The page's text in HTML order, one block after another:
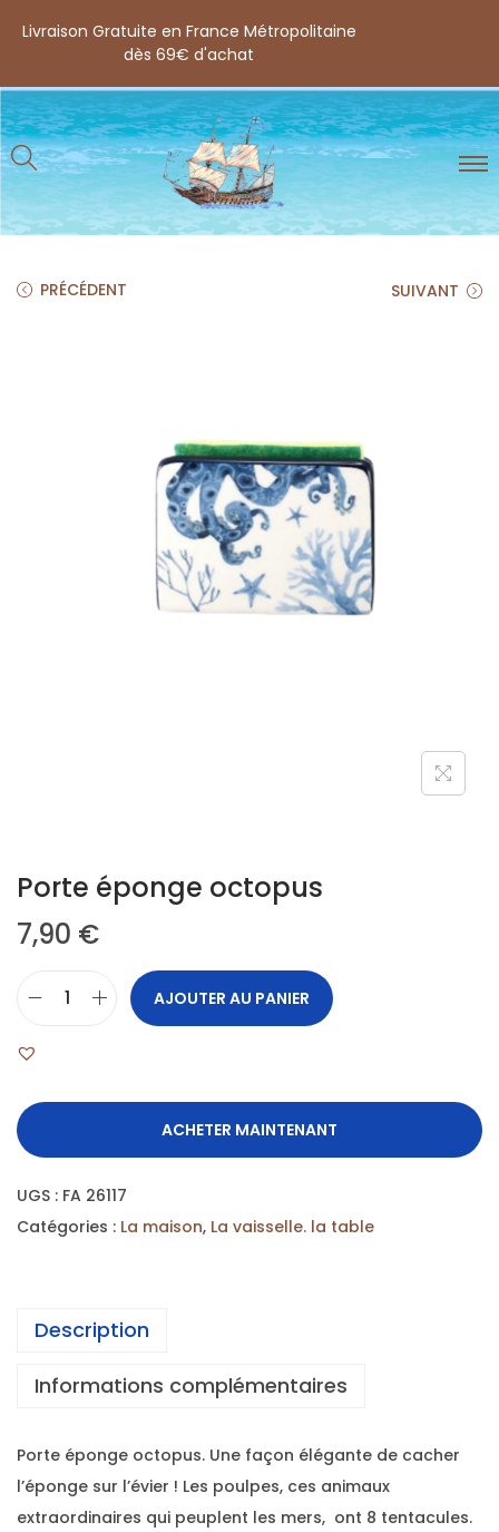
Livraison Gratuite en France Métropolitaine
dès 69€ d'achat
PRÉCÉDENT SUIVANT
Porte éponge octopus
7,90 €
AJOUTER AU PANIER
ACHETER MAINTENANT
UGS : FA 26117
Catégories : La maison, La vaisselle. la table
Description
Informations complémentaires
Porte éponge octopus. Une façon élégante de cacher
l’éponge sur l’évier ! Les poulpes, ces animaux
extraordinaires qui peuplent les mers, ont 8 tentacules.